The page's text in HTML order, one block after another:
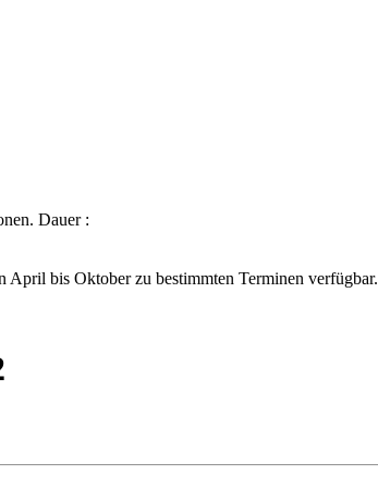
Dauer :
April bis Oktober zu bestimmten Terminen verfügbar.